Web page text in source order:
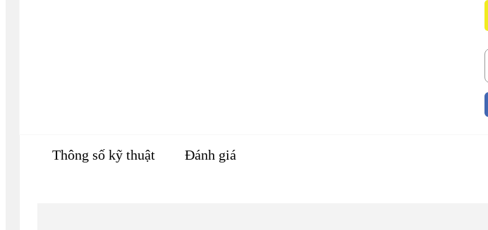
Thông số kỹ thuật Đánh giá